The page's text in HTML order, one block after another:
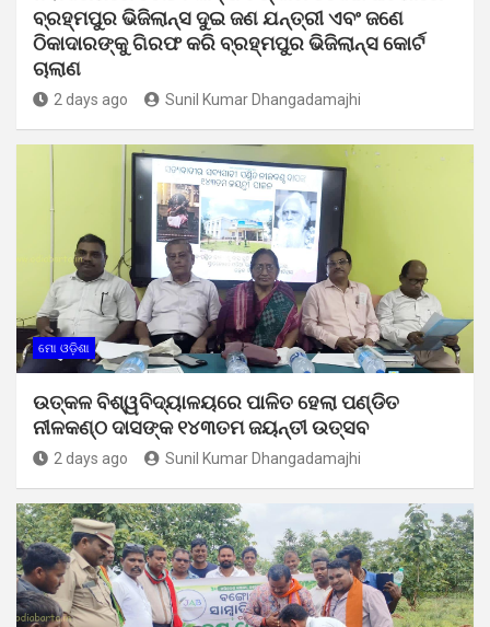
ବ୍ରହ୍ମପୁର ଭିଜିଲାନ୍ସ ଦୁଇ ଜଣ ଯନ୍ତ୍ରୀ ଏବଂ ଜଣେ
ଠିକାଦାରଙ୍କୁ ଗିରଫ କରି ବ୍ରହ୍ମପୁର ଭିଜିଲାନ୍ସ କୋର୍ଟ
ଚାଲାଣ
2 days ago Sunil Kumar Dhangadamajhi
ମୋ ଓଡ଼ିଶା
ଉତ୍କଳ ବିଶ୍ୱବିଦ୍ୟାଳୟରେ ପାଳିତ ହେଲା ପଣ୍ଡିତ
ନୀଳକଣ୍ଠ ଦାସଙ୍କ ୧୪୩ତମ ଜୟନ୍ତୀ ଉତ୍ସବ
2 days ago Sunil Kumar Dhangadamajhi